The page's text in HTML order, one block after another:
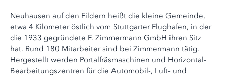
Neuhausen auf den Fildern heißt die kleine Gemeinde,
etwa 4 Kilometer östlich vom Stuttgarter Flughafen, in der
die 1933 gegründete F. Zimmermann GmbH ihren Sitz
hat. Rund 180 Mitarbeiter sind bei Zimmermann tätig.
Hergestellt werden Portalfräsmaschinen und Horizontal-
Bearbeitungszentren für die Automobil-, Luft- und